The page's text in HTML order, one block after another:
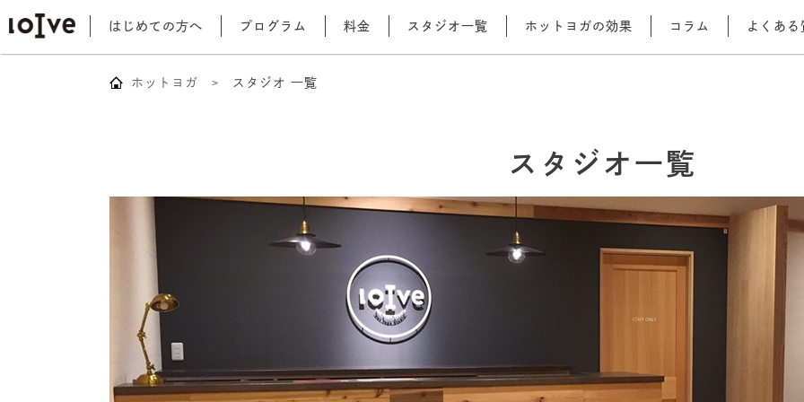
はじめての方へ プログラム 料金 スタジオ一覧 ホットヨガの効果 コラム よくある
ホットヨガ スタジオ 一覧
スタジオ一覧